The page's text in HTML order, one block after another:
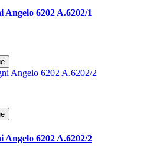
Angelo 6202 A.6202/1
Angelo 6202 A.6202/2